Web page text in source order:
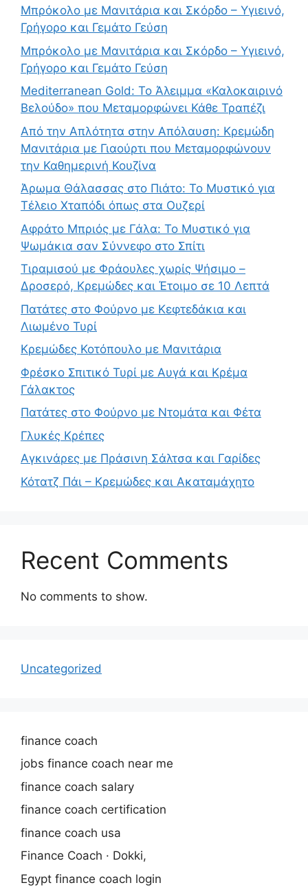
Μπρόκολο με Μανιτάρια και Σκόρδο – Υγιεινό,
Γρήγορο και Γεμάτο Γεύση
Μπρόκολο με Μανιτάρια και Σκόρδο – Υγιεινό,
Γρήγορο και Γεμάτο Γεύση
Mediterranean Gold: Το Άλειμμα «Καλοκαιρινό
Βελούδο» που Μεταμορφώνει Κάθε Τραπέζι
Από την Απλότητα στην Απόλαυση: Κρεμώδη
Μανιτάρια με Γιαούρτι που Μεταμορφώνουν
την Καθημερινή Κουζίνα
Άρωμα Θάλασσας στο Πιάτο: Το Μυστικό για
Τέλειο Χταπόδι όπως στα Ουζερί
Αφράτο Μπριός με Γάλα: Το Μυστικό για
Ψωμάκια σαν Σύννεφο στο Σπίτι
Τιραμισού με Φράουλες χωρίς Ψήσιμο –
Δροσερό, Κρεμώδες και Έτοιμο σε 10 Λεπτά
Πατάτες στο Φούρνο με Κεφτεδάκια και
Λιωμένο Τυρί
Κρεμώδες Κοτόπουλο με Μανιτάρια
Φρέσκο Σπιτικό Τυρί με Αυγά και Κρέμα
Γάλακτος
Πατάτες στο Φούρνο με Ντομάτα και Φέτα
Γλυκές Κρέπες
Αγκινάρες με Πράσινη Σάλτσα και Γαρίδες
Κότατζ Πάι – Κρεμώδες και Ακαταμάχητο
Recent Comments
No comments to show.
Uncategorized
finance coach
jobs finance coach near me
finance coach salary
finance coach certification
finance coach usa
Finance Coach · Dokki,
Egypt finance coach login